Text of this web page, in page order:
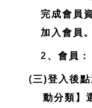
完成會員
加入會員 。
2、會員
(三)登入後
動分類】